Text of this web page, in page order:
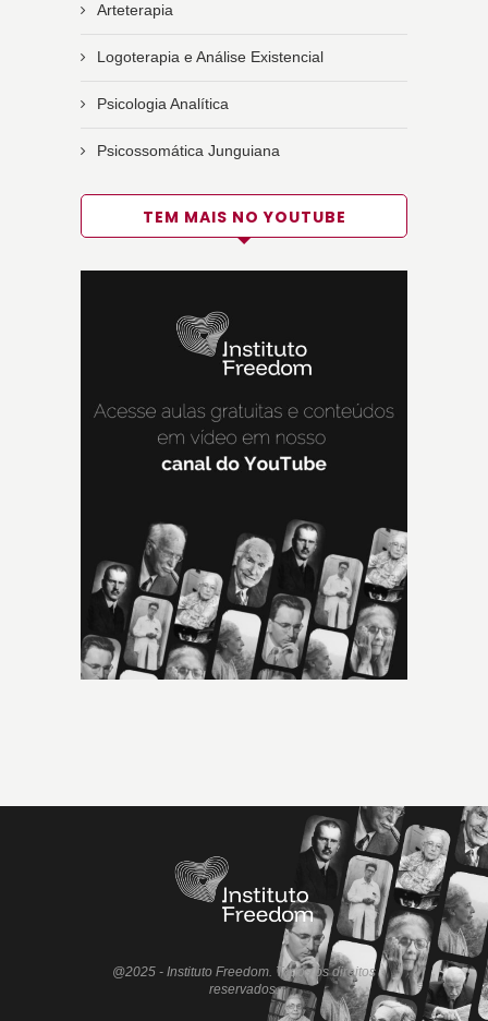
Arteterapia
Logoterapia e Análise Existencial
Psicologia Analítica
Psicossomática Junguiana
TEM MAIS NO YOUTUBE
@2025 - Instituto Freedom. Todos os direitos
reservados.